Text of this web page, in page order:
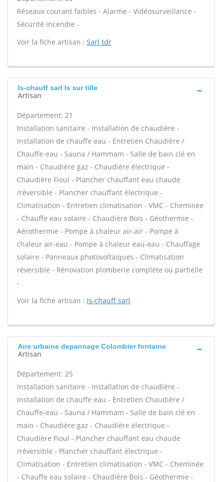
Réseaux courant faibles - Alarme - Vidéosurveillance -
Sécurité incendie -
Voir la fiche artisan : Sarl tdr
Is-chauff sarl Is sur tille
Artisan
Département: 21
Installation sanitaire - Installation de chaudière -
Installation de chauffe eau - Entretien Chaudière /
Chauffe-eau - Sauna / Hammam - Salle de bain clé en
main - Chaudière gaz - Chaudière électrique -
Chaudière Fioul - Plancher chauffant eau chaude
/réversible - Plancher chauffant électrique -
Climatisation - Entretien climatisation - VMC - Cheminée
- Chauffe eau solaire - Chaudière Bois - Géothermie -
Aérothermie - Pompe à chaleur air-air - Pompe à
chaleur air-eau - Pompe à chaleur eau-eau - Chauffage
solaire - Panneaux photovoltaïques - Climatisation
réversible - Rénovation plomberie complète ou partielle
-
Voir la fiche artisan : Is-chauff sarl
Aire urbaine depannage Colombier fontaine
Artisan
Département: 25
Installation sanitaire - Installation de chaudière -
Installation de chauffe eau - Entretien Chaudière /
Chauffe-eau - Sauna / Hammam - Salle de bain clé en
main - Chaudière gaz - Chaudière électrique -
Chaudière Fioul - Plancher chauffant eau chaude
/réversible - Plancher chauffant électrique -
Climatisation - Entretien climatisation - VMC - Cheminée
- Chauffe eau solaire - Chaudière Bois - Géothermie -